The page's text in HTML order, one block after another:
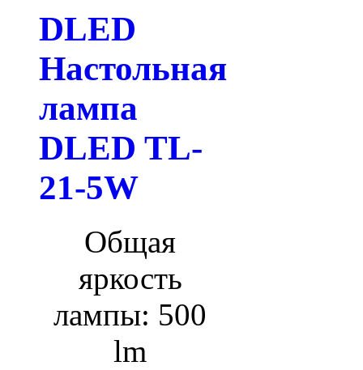
DLED
Настольная
лампа
DLED TL-
21-5W
Общая
яркость
лампы: 500
lm